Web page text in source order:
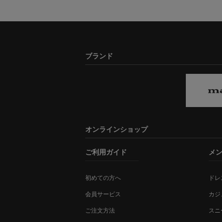
ブランド
オンラインショップ
ご利用ガイド
初めての方へ
会員サービス
ご注文方法
メ
ド
カ
ス